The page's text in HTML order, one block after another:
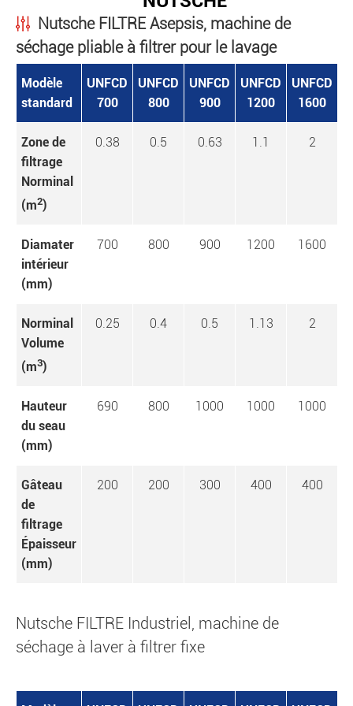
Nutsche FILTRE Asepsis, machine de
séchage pliable à filtrer pour le lavage
Modèle
standard
UNFCD
700
UNFCD
800
UNFCD
900
UNFCD
1200
UNFCD
1600
Zone de
filtrage
Norminal
(m2)
0.38 0.5 0.63 1.1 2
Diamater
intérieur
(mm)
700 800 900 1200 1600
Norminal
Volume
(m3)
0.25 0.4 0.5 1.13 2
Hauteur
du seau
(mm)
690 800 1000 1000 1000
Gâteau
de
filtrage
Épaisseur
(mm)
200 200 300 400 400
Nutsche FILTRE Industriel, machine de
séchage à laver à filtrer fixe